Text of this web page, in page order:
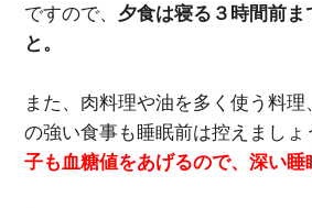
ですので、 夕食は寝る３時間前ま
と。
また、肉料理や油を多く使う料
の強い食事も睡眠前は控えましょ
子も血糖値をあげるので、深い睡